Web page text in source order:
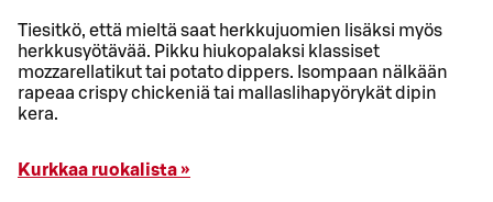
Tiesitkö, että mieltä saat herkkujuomien lisäksi myös
herkkusyötävää. Pikku hiukopalaksi klassiset
mozzarellatikut tai potato dippers. Isompaan nälkään
rapeaa crispy chickeniä tai mallaslihapyörykät dipin
kera.
Kurkkaa ruokalista »